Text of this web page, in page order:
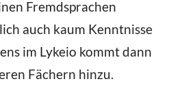
Fremdsprachen
auch kaum Kenntnisse
im Lykeio kommt dann
Fächern hinzu.